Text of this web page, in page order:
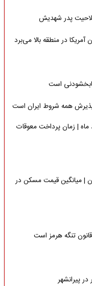
پدر شهدیش
در منطقه بالا می‌برد
است
همه شروط ایران است
ماه | زمان پرداخت معوقات
| میانگین قیمت مسکن در
تنگه هرمز است
پیرانشهر